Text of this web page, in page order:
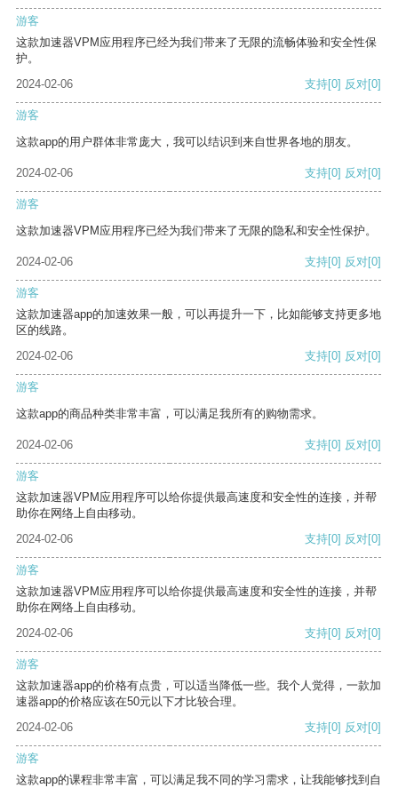
游客
这款加速器VPM应用程序已经为我们带来了无限的流畅体验和安全性保
护。
2024-02-06
支持[0] 反对[0]
游客
这款app的用户群体非常庞大，我可以结识到来自世界各地的朋友。
2024-02-06 支持[0] 反对[0]
游客
这款加速器VPM应用程序已经为我们带来了无限的隐私和安全性保护。
2024-02-06 支持[0] 反对[0]
游客
这款加速器app的加速效果一般，可以再提升一下，比如能够支持更多地
区的线路。
2024-02-06
支持[0] 反对[0]
游客
这款app的商品种类非常丰富，可以满足我所有的购物需求。
2024-02-06 支持[0] 反对[0]
游客
这款加速器VPM应用程序可以给你提供最高速度和安全性的连接，并帮
助你在网络上自由移动。
2024-02-06
支持[0] 反对[0]
游客
这款加速器VPM应用程序可以给你提供最高速度和安全性的连接，并帮
助你在网络上自由移动。
2024-02-06
支持[0] 反对[0]
游客
这款加速器app的价格有点贵，可以适当降低一些。我个人觉得，一款加
速器app的价格应该在50元以下才比较合理。
2024-02-06
支持[0] 反对[0]
游客
这款app的课程非常丰富，可以满足我不同的学习需求，让我能够找到自